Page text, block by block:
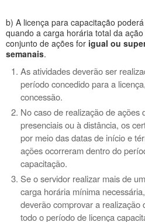
b) A licença para capacitação
quando a carga horária total da
conjunto de ações for igual ou
semanais.
As atividades deverão ser
período concedido para a
concessão.
No caso de realização de ações
presenciais ou à distância, os
por meio das datas de início e
ações ocorreram dentro do
capacitação.
Se o servidor realizar mais de
carga horária mínima
deverão comprovar a realização
todo o período de licença